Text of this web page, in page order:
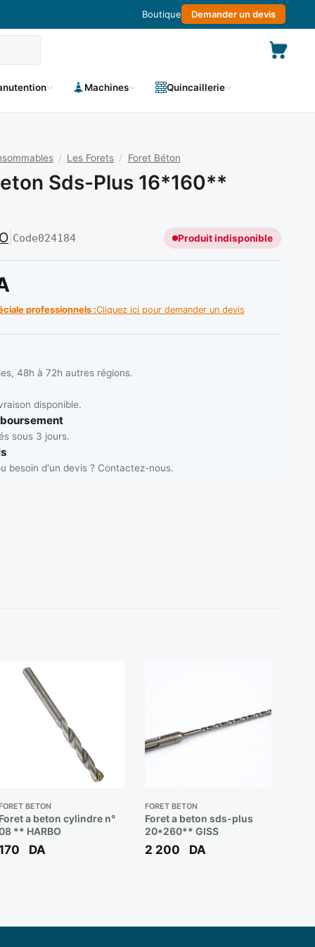
Boutique Demander un devis
Machines Quincaillerie
/ Les Forets / Foret Béton
Sds-Plus 16*160**
Code024184 Produit indisponible
professionnels :Cliquez ici pour demander un devis
48h à 72h autres régions.
disponible.
sous 3 jours.
besoin d'un devis ? Contactez-nous.
BÉTON
a beton cylindre n°
** HARBO
DA
FORET BÉTON
Foret a beton sds-plus
20*260** GISS
2 200 DA